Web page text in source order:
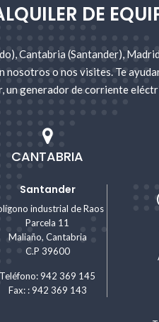
DE
Cantabria (Santander),
o nos visites. Te
un generador de corriente
CANTABRIA
Santander
industrial de Raos
Parcela 11
Maliaño, Cantabria
C.P 39600
Teléfono: 942 369 145
Fax: : 942 369 143